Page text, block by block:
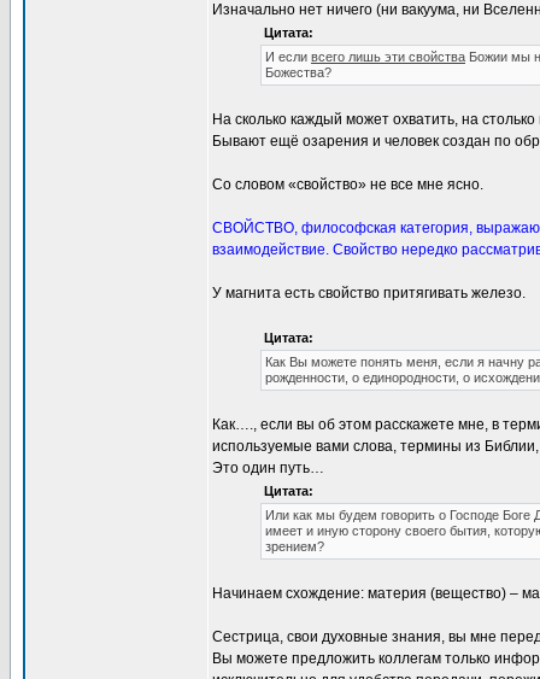
Изначально нет ничего (ни вакуума, ни
Цитата:
И если всего лишь эти свойства Божии мы
Божества?
На сколько каждый может охватить, на
Бывают ещё озарения и человек создан по
Со словом «свойство» не все мне ясно.
СВОЙСТВО, философская категория,
взаимодействие. Свойство нередко
У магнита есть свойство притягивать железо.
Цитата:
Как Вы можете понять меня, если я начну
рожденности, о единородности, о
Как…., если вы об этом расскажете мне, в
используемые вами слова, термины из
Это один путь…
Цитата:
Или как мы будем говорить о Господе
имеет и иную сторону своего бытия,
зрением?
Начинаем схождение: материя (вещество) –
Сестрица, свои духовные знания, вы мне
Вы можете предложить коллегам только